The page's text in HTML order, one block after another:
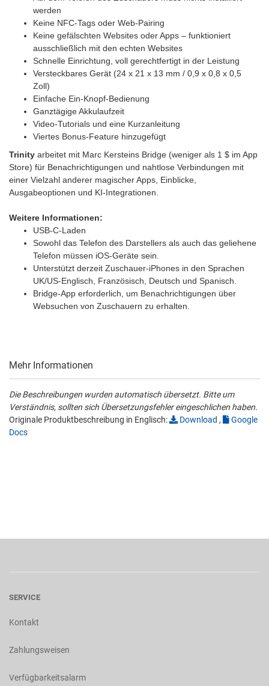
werden
Keine NFC-Tags oder Web-Pairing
Keine gefälschten Websites oder Apps – funktioniert
ausschließlich mit den echten Websites
Schnelle Einrichtung, voll gerechtfertigt in der Leistung
Versteckbares Gerät (24 x 21 x 13 mm / 0,9 x 0,8 x 0,5
Zoll)
Einfache Ein-Knopf-Bedienung
Ganztägige Akkulaufzeit
Video-Tutorials und eine Kurzanleitung
Viertes Bonus-Feature hinzugefügt
Trinity arbeitet mit Marc Kersteins Bridge (weniger als 1 $ im App
Store) für Benachrichtigungen und nahtlose Verbindungen mit
einer Vielzahl anderer magischer Apps, Einblicke,
Ausgabeoptionen und KI-Integrationen.
Weitere Informationen:
USB-C-Laden
Sowohl das Telefon des Darstellers als auch das geliehene
Telefon müssen iOS-Geräte sein.
Unterstützt derzeit Zuschauer-iPhones in den Sprachen
UK/US-Englisch, Französisch, Deutsch und Spanisch.
Bridge-App erforderlich, um Benachrichtigungen über
Websuchen von Zuschauern zu erhalten.
Mehr Informationen
Die Beschreibungen wurden automatisch übersetzt. Bitte um
Verständnis, sollten sich Übersetzungsfehler eingeschlichen haben.
Originale Produktbeschreibung in Englisch:
Download ,
Google
Docs
SERVICE
Kontakt
Zahlungsweisen
Verfügbarkeitsalarm